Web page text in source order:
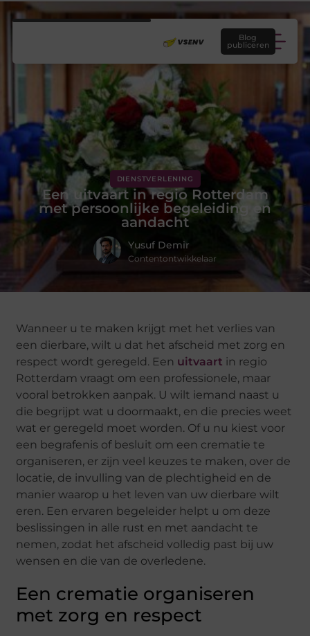
Blog
publiceren
DIENSTVERLENING
Een uitvaart in regio Rotterdam
met persoonlijke begeleiding en
aandacht
Yusuf Demir
Contentontwikkelaar
Wanneer u te maken krijgt met het verlies van
een dierbare, wilt u dat het afscheid met zorg en
respect wordt geregeld. Een uitvaart in regio
Rotterdam vraagt om een professionele, maar
vooral betrokken aanpak. U wilt iemand naast u
die begrijpt wat u doormaakt, en die precies weet
wat er geregeld moet worden. Of u nu kiest voor
een begrafenis of besluit om een crematie te
organiseren, er zijn veel keuzes te maken, over de
locatie, de invulling van de plechtigheid en de
manier waarop u het leven van uw dierbare wilt
eren. Een ervaren begeleider helpt u om deze
beslissingen in alle rust en met aandacht te
nemen, zodat het afscheid volledig past bij uw
wensen en die van de overledene.
Een crematie organiseren
met zorg en respect